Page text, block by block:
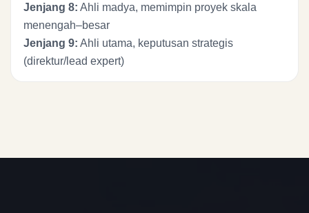
Jenjang 8: Ahli madya, memimpin proyek skala
menengah–besar
Jenjang 9: Ahli utama, keputusan strategis
(direktur/lead expert)